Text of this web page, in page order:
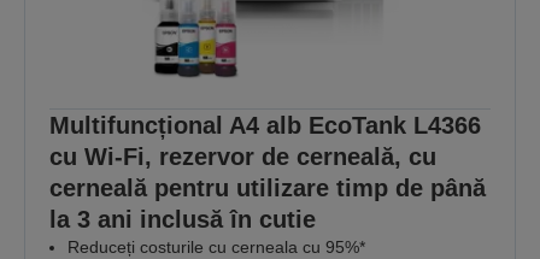
Multifuncțional A4 alb EcoTank L4366
cu Wi-Fi, rezervor de cerneală, cu
cerneală pentru utilizare timp de până
la 3 ani inclusă în cutie
Reduceți costurile cu cerneala cu 95%*